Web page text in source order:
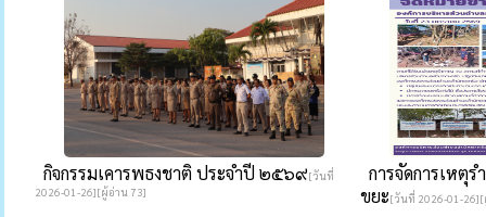
กิจกรรมเคารพธงชาติ ประจำปี ๒๕๖๙[วันที่
2026-01-26][ผู้อ่าน 73]
การจัดการเหตุ
ขยะ[วันที่ 2026-01-